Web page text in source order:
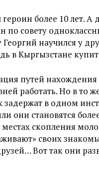
более 10 лет.
по совету
научился у
в Кыргызстане
путей
работать. Но в то
задержат в одном
они становятся
скопления
своих
Вот так они